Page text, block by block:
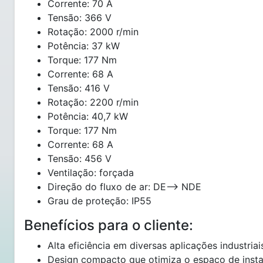
Corrente: 70 A
Tensão: 366 V
Rotação: 2000 r/min
Potência: 37 kW
Torque: 177 Nm
Corrente: 68 A
Tensão: 416 V
Rotação: 2200 r/min
Potência: 40,7 kW
Torque: 177 Nm
Corrente: 68 A
Tensão: 456 V
Ventilação: forçada
Direção do fluxo de ar: DE--> NDE
Grau de proteção: IP55
Benefícios para o cliente:
Alta eficiência em diversas aplicações
Design compacto que otimiza o espaço de